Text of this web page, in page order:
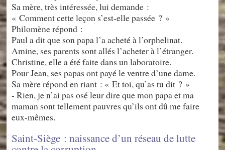
Sa mère, très intéressée, lui demande :
« Comment cette leçon s’est-elle passée ? »
Philomène répond :
Paul a dit que son papa l’a acheté à l’orphelinat.
Amine, ses parents sont allés l’acheter à l’étranger.
Christine, elle a été faite dans un laboratoire.
Pour Jean, ses papas ont payé le ventre d’une dame.
Sa mère répond en riant : « Et toi, qu’as tu dit ? »
- Rien, je n’ai pas osé leur dire que mon papa et ma
maman sont tellement pauvres qu’ils ont dû me faire
eux-mêmes.
Saint-Siège : naissance d’un réseau de lutte